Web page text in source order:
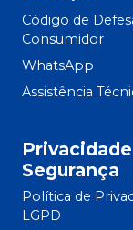
Código de
Consumidor
WhatsApp
Assistência
Segurança
Política de
LGPD